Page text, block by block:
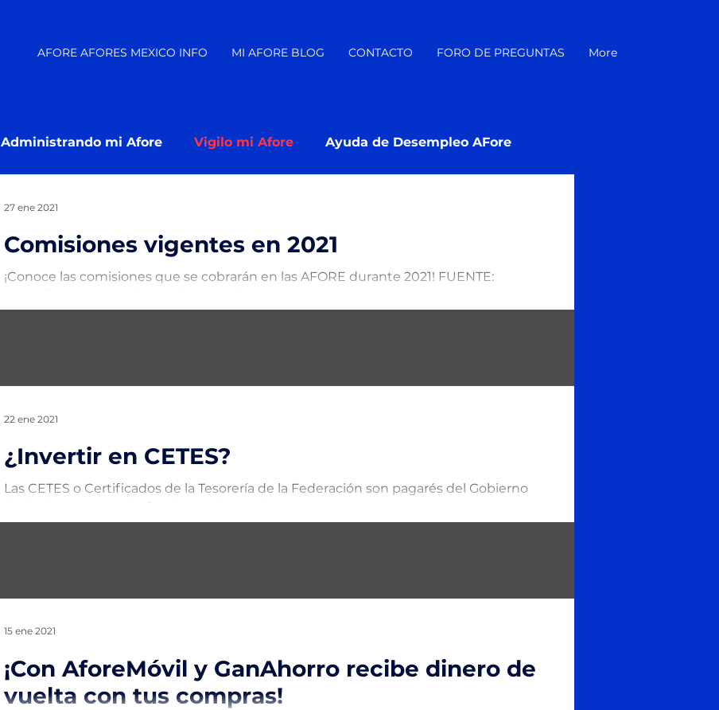
AFORE AFORES MEXICO INFO MI AFORE BLOG CONTACTO FORO DE PREGUNTAS More
Administrando mi Afore Vigilo mi Afore Ayuda de Desempleo AFore
¿ En que Afore estoy?
Comisiones vigentes en 2021
¡Conoce las comisiones que se cobrarán en las AFORE durante 2021! FUENTE:
27 ene 2021
¿Invertir en CETES?
Las CETES o Certificados de la Tesorería de la Federación son pagarés del Gobierno
22 ene 2021
¡Con AforeMóvil y GanAhorro recibe dinero de
vuelta con tus compras!
15 ene 2021